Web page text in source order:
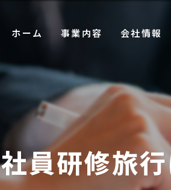
ホーム 事業内容
不動産仲介事業
コンサルティング事業
プロパティマネジメント事業
買取事業
ホテル宿泊施設運営事業
会社情報
代表メッセ
会社概要
CSR活動
社員研修旅